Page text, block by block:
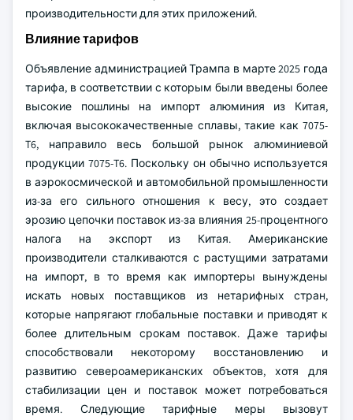
производительности для этих приложений.
Влияние тарифов
Объявление администрацией Трампа в марте 2025 года
тарифа, в соответствии с которым были введены более
высокие пошлины на импорт алюминия из Китая,
включая высококачественные сплавы, такие как 7075-
T6, направило весь большой рынок алюминиевой
продукции 7075-T6. Поскольку он обычно используется
в аэрокосмической и автомобильной промышленности
из-за его сильного отношения к весу, это создает
эрозию цепочки поставок из-за влияния 25-процентного
налога на экспорт из Китая. Американские
производители сталкиваются с растущими затратами
на импорт, в то время как импортеры вынуждены
искать новых поставщиков из нетарифных стран,
которые напрягают глобальные поставки и приводят к
более длительным срокам поставок. Даже тарифы
способствовали некоторому восстановлению и
развитию североамериканских объектов, хотя для
стабилизации цен и поставок может потребоваться
время. Следующие тарифные меры вызовут